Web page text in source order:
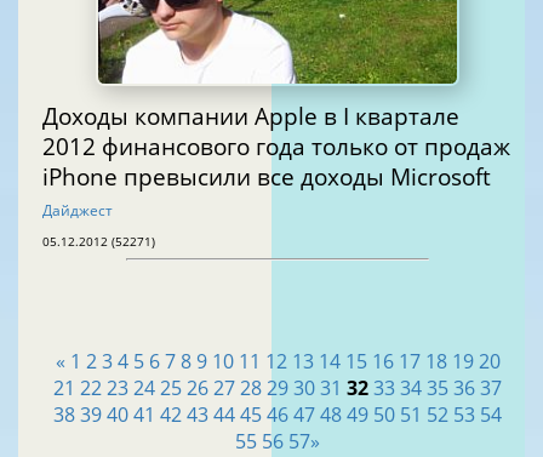
Доходы компании Apple в I квартале
2012 финансового года только от продаж
iPhone превысили все доходы Microsoft
Дайджест
05.12.2012 (52271)
« 1 2 3 4 5 6 7 8 9 10 11 12 13 14 15 16 17 18 19 20
21 22232425262728293031 323334353637
38394041 4243444546474849 50 51 52 53 54
55 56 57»